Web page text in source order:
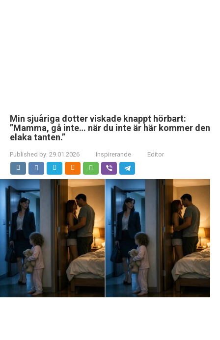
Min sjuåriga dotter viskade knappt hörbart:
”Mamma, gå inte… när du inte är här kommer den
elaka tanten.”
Published by: 29.01.2026 Inspirerande Editor